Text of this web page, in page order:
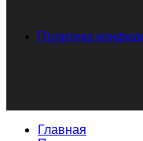
Политика
Главная